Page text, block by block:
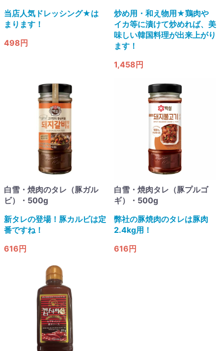
当店人気ドレッシング★は
まります！
498円
炒め用・和え物用★鶏肉や
イカ等に漬けて炒めれば、美
味しい韓国料理が出来上がり
ます！
1,458円
白雪・焼肉のタレ（豚ガル
ビ）・500g
新タレの登場！豚カルビは定
番ですね！
616円
白雪・焼肉タレ（豚プルゴ
ギ）・500g
弊社の豚焼肉のタレは豚肉
2.4kg用！
616円